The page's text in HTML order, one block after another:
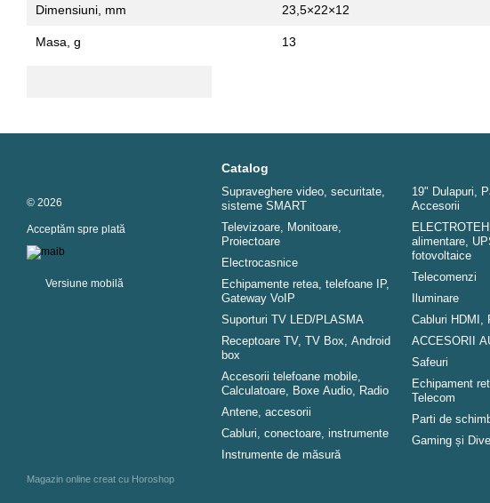
Dimensiuni, mm 23,5×22×12
Masa, g 13
© 2026
Acceptăm spre plată
Versiune mobilă
Magazin online creat cu Horoshop
Catalog
Supraveghere video, securitate,
sisteme SMART
Televizoare, Monitoare,
Proiectoare
Electrocasnice
Echipamente retea, telefoane IP,
Gateway VoIP
Suporturi TV LED/PLASMA
Receptoare TV, TV Box, Android
box
Accesorii telefoane mobile,
Calculatoare, Boxe Audio, Radio
Antene, accesorii
Cabluri, conectoare, instrumente
Instrumente de măsură
19" Dulapuri,
Аccesorii
alimentare,
fotovoltaice
Telecomenzi
Iluminare
Cabluri HDMI,
ACCESORII
Safeuri
Echipament
Telecom
Parti de
Gaming și